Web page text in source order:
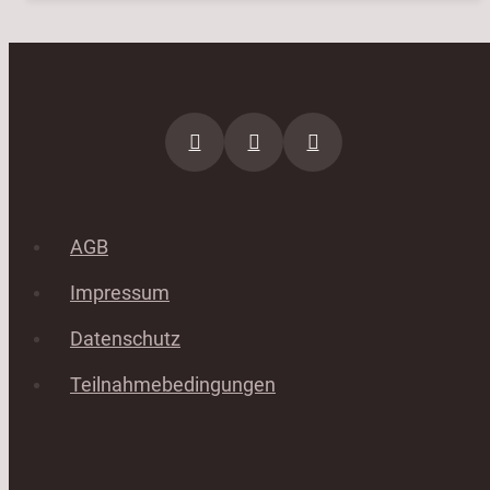
AGB
Impressum
Datenschutz
Teilnahmebedingungen